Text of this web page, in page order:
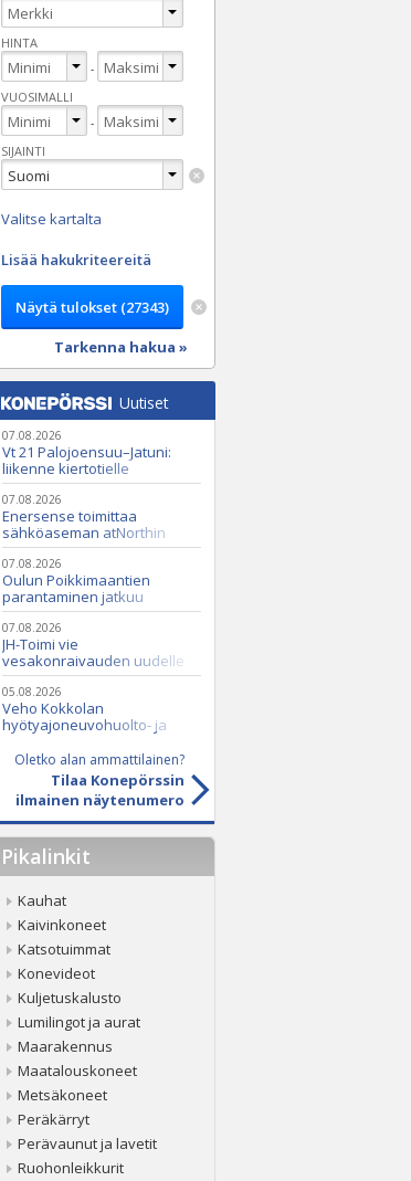
HINTA
-
VUOSIMALLI
-
SIJAINTI
Valitse kartalta
Lisää hakukriteereitä
Tarkenna hakua »
Uutiset
07.08.2026
Vt 21 Palojoensuu–Jatuni:
liikenne kiertotielle
Nunasjoen silloilla
07.08.2026
Enersense toimittaa
sähköaseman atNorthin
datakeskukseen
07.08.2026
Oulun Poikkimaantien
parantaminen jatkuu
07.08.2026
JH-Toimi vie
vesakonraivauden uudelle
tasolle Casen ja Seppi-
murskaimen avulla
05.08.2026
Veho Kokkolan
hyötyajoneuvohuolto- ja
Oy:lle lokakuussa
Oletko alan ammattilainen?
Tilaa Konepörssin
ilmainen näytenumero
Pikalinkit
Kauhat
Kaivinkoneet
Katsotuimmat
Konevideot
Kuljetuskalusto
Lumilingot ja aurat
Maarakennus
Maatalouskoneet
Metsäkoneet
Peräkärryt
Perävaunut ja lavetit
Ruohonleikkurit